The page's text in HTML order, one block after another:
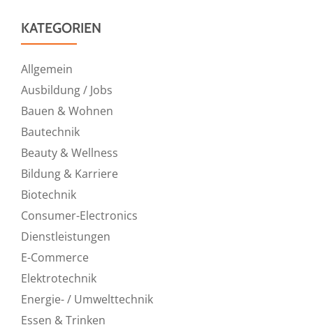
KATEGORIEN
Allgemein
Ausbildung / Jobs
Bauen & Wohnen
Bautechnik
Beauty & Wellness
Bildung & Karriere
Biotechnik
Consumer-Electronics
Dienstleistungen
E-Commerce
Elektrotechnik
Energie- / Umwelttechnik
Essen & Trinken